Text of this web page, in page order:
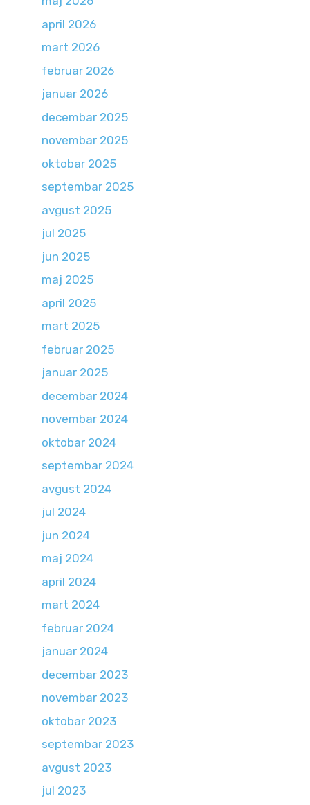
april 2026
mart 2026
februar 2026
januar 2026
decembar 2025
novembar 2025
oktobar 2025
septembar 2025
avgust 2025
jul 2025
jun 2025
maj 2025
april 2025
mart 2025
februar 2025
januar 2025
decembar 2024
novembar 2024
oktobar 2024
septembar 2024
avgust 2024
jul 2024
jun 2024
maj 2024
april 2024
mart 2024
februar 2024
januar 2024
decembar 2023
novembar 2023
oktobar 2023
septembar 2023
avgust 2023
jul 2023